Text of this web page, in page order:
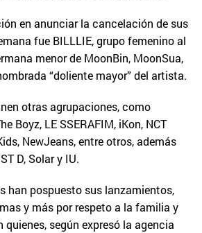
en anunciar la cancelación de sus
fue BILLLIE, grupo femenino al
menor de MoonBin, MoonSua,
“doliente mayor” del artista.
otras agrupaciones, como
Boyz, LE SSERAFIM, iKon, NCT
NewJeans, entre otros, además
D, Solar y IU.
han pospuesto sus lanzamientos,
y más por respeto a la familia y
según expresó la agencia